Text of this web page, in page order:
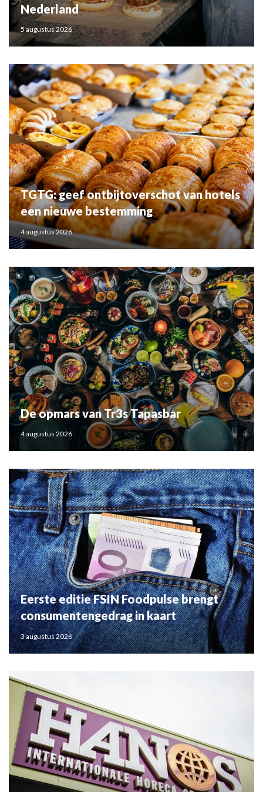
Nederland
5 augustus 2026
TGTG: geef ontbijtoverschot van hotels
een nieuwe bestemming
4 augustus 2026
De opmars van Tr3s Tapasbar
4 augustus 2026
Eerste editie FSIN Foodpulse brengt
consumentengedrag in kaart
3 augustus 2026